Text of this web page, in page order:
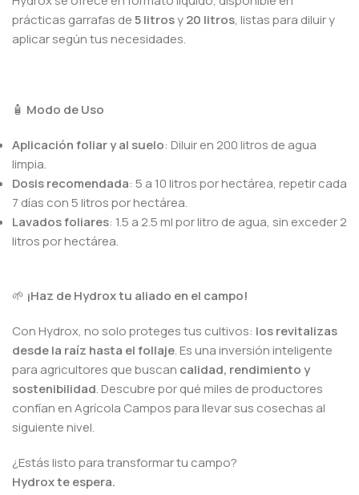
prácticas garrafas de5 litrosy20 litros, listas para diluir y
aplicar según tus necesidades.
🧴 Modo de Uso
Aplicación foliar y al suelo: Diluir en 200 litros de agua
limpia.
Dosis recomendada: 5 a 10 litros por hectárea, repetir cada
7 días con 5 litros por hectárea.
Lavados foliares: 1.5 a 2.5 ml por litro de agua, sin exceder 2
litros por hectárea.
🌱 ¡Haz de Hydrox tu aliado en el campo!
Con Hydrox, no solo proteges tus cultivos: los revitalizas
desde la raíz hasta el follaje. Es una inversión inteligente
para agricultores que buscan calidad, rendimiento y
sostenibilidad. Descubre por qué miles de productores
confían en Agrícola Campos para llevar sus cosechas al
siguiente nivel.
¿Estás listo para transformar tu campo?
Hydrox te espera.